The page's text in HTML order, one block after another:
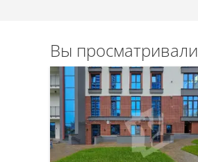
Вы просматривали